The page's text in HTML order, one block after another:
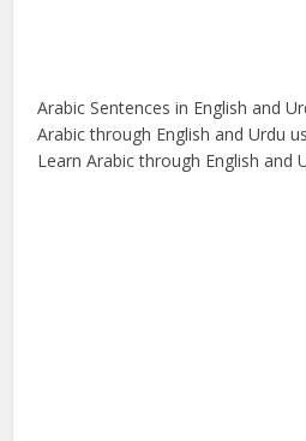
Arabic Sentences in English and
Arabic through English and Urdu
Learn Arabic through English and